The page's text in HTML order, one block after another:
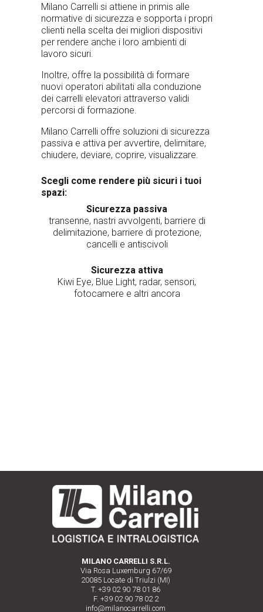
Milano Carrelli si attiene in primis alle
normative di sicurezza e sopporta i propri
clienti nella scelta dei migliori dispositivi
per rendere anche i loro ambienti di
lavoro sicuri.
Inoltre, offre la possibilità di formare
nuovi operatori abilitati alla conduzione
dei carrelli elevatori attraverso validi
percorsi di formazione.
Milano Carrelli offre soluzioni di sicurezza
passiva e attiva per avvertire, delimitare,
chiudere, deviare, coprire, visualizzare.
Scegli come rendere più sicuri i tuoi
spazi:
Sicurezza passiva
transenne, nastri avvolgenti, barriere di
delimitazione, barriere di protezione,
cancelli e antiscivoli
Sicurezza attiva
Kiwi Eye, Blue Light, radar, sensori,
fotocamere e altri ancora
MILANO CARRELLI S.R.L.
Via Rosa Luxemburg 67/69
20085 Locate di Triulzi (MI)
T. +39 02 90 78 01 86
F. +39 02 90 78 02 2
info@milanocarrelli.com